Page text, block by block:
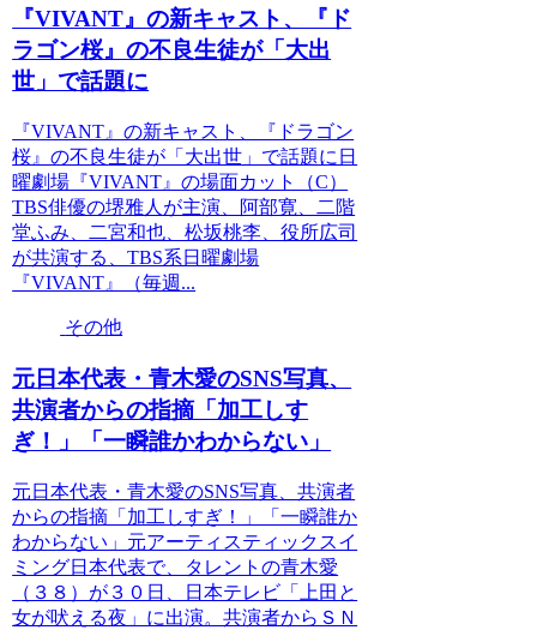
『VIVANT』の新キャスト、『ド
ラゴン桜』の不良生徒が「大出
世」で話題に
『VIVANT』の新キャスト、『ドラゴン
桜』の不良生徒が「大出世」で話題に日
曜劇場『VIVANT』の場面カット（C）
TBS俳優の堺雅人が主演、阿部寛、二階
堂ふみ、二宮和也、松坂桃李、役所広司
が共演する、TBS系日曜劇場
『VIVANT』（毎週...
その他
元日本代表・青木愛のSNS写真、
共演者からの指摘「加工しす
ぎ！」「一瞬誰かわからない」
元日本代表・青木愛のSNS写真、共演者
からの指摘「加工しすぎ！」「一瞬誰か
わからない」元アーティスティックスイ
ミング日本代表で、タレントの青木愛
（３８）が３０日、日本テレビ「上田と
女が吠える夜」に出演。共演者からＳＮ